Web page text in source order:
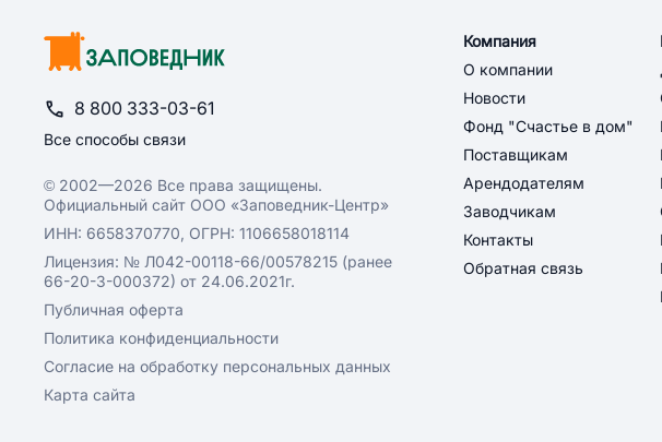
8 800 333-03-61
Все способы связи
© 2002—2026 Все права защищены.
Официальный сайт ООО «Заповедник-Центр»
ИНН: 6658370770, ОГРН: 1106658018114
Лицензия: № Л042-00118-66/00578215 (ранее
66-20-3-000372) от 24.06.2021г.
Публичная оферта
Политика конфиденциальности
Согласие на обработку персональных данных
Карта сайта
Компания
О компании
Новости
Фонд "Счастье в дом"
Поставщикам
Арендодателям
Заводчикам
Контакты
Обратная связь